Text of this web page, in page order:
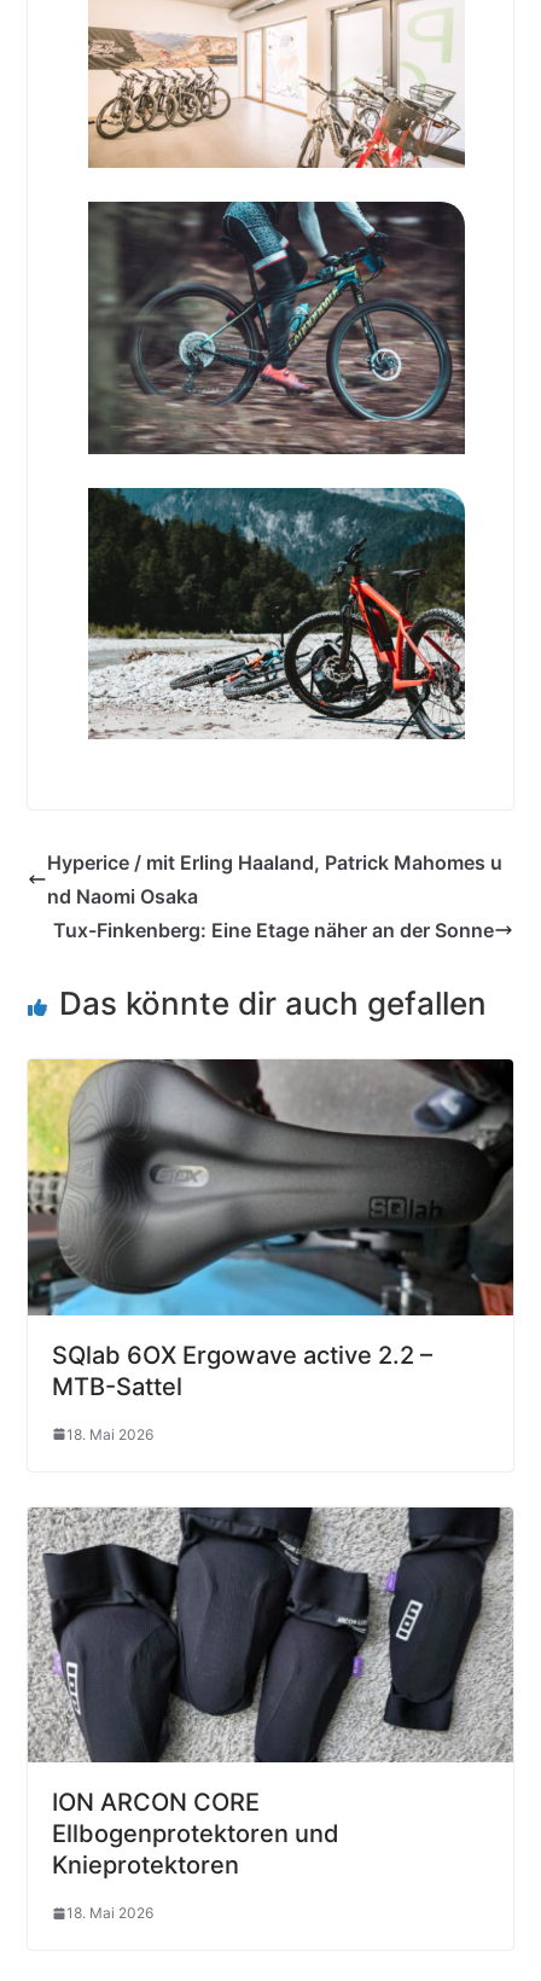
Hyperice / mit Erling Haaland, Patrick Mahomes u
nd Naomi Osaka
Tux-Finkenberg: Eine Etage näher an der Sonne
Das könnte dir auch gefallen
SQlab 6OX Ergowave active 2.2 –
MTB-Sattel
18. Mai 2026
ION ARCON CORE
Ellbogenprotektoren und
Knieprotektoren
18. Mai 2026